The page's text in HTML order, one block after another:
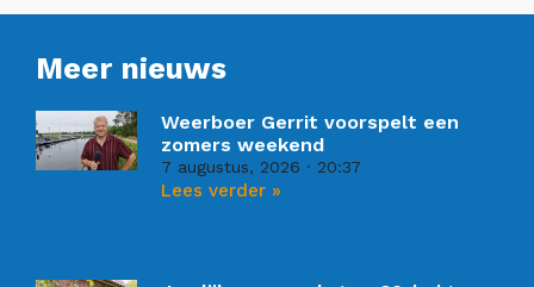
Meer nieuws
Weerboer Gerrit voorspelt een
zomers weekend
7 augustus, 2026 20:37
Lees verder »